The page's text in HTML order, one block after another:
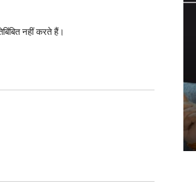
नहीं करते हैं।